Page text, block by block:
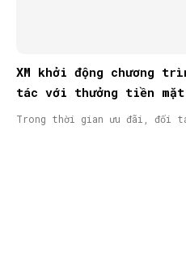
XM khởi động chương
tác với thưởng tiền mặt
Trong thời gian ưu đãi, đối